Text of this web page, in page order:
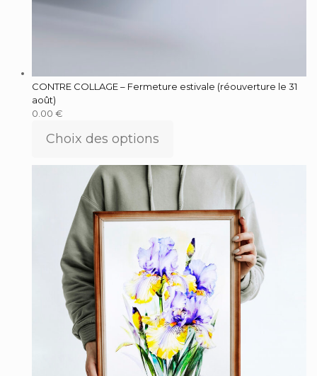
CONTRE COLLAGE – Fermeture estivale (réouverture le 31
août)
0.00 €
Choix des options